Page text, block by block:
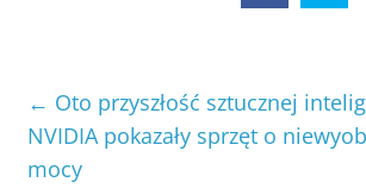
← Oto przyszłość sztucznej
NVIDIA pokazały sprzęt o
mocy